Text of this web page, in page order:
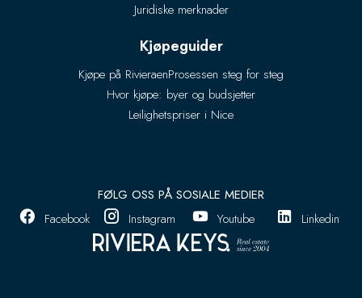
Juridiske merknader
Kjøpeguider
Kjøpe på RivieraenProsessen steg for steg
Hvor kjøpe: byer og budsjetter
Leilighetspriser i Nice
FØLG OSS PÅ SOSIALE MEDIER
Facebook
Instagram Youtube Linkedin